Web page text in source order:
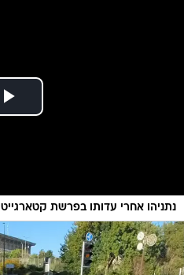
נתניהו אחרי עדותו בפרשת קטארגייט